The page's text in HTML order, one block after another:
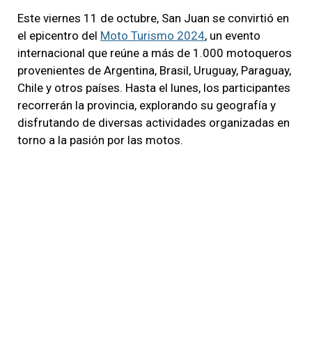
Este viernes 11 de octubre, San Juan se convirtió en
el epicentro del Moto Turismo 2024, un evento
internacional que reúne a más de 1.000 motoqueros
provenientes de Argentina, Brasil, Uruguay, Paraguay,
Chile y otros países. Hasta el lunes, los participantes
recorrerán la provincia, explorando su geografía y
disfrutando de diversas actividades organizadas en
torno a la pasión por las motos.